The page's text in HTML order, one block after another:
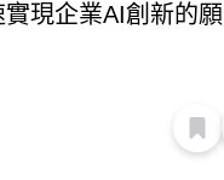
現企業AI創新的願